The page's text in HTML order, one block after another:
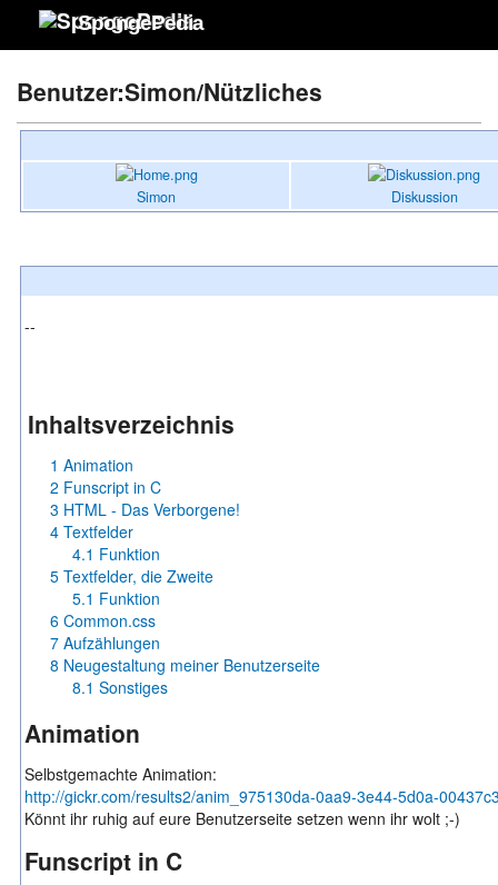
SpongePedia
Benutzer:Simon/Nützliches
Simon Diskussion
--
Inhaltsverzeichnis
1 Animation
2 Funscript in C
3 HTML - Das Verborgene!
4 Textfelder
4.1 Funktion
5 Textfelder, die Zweite
5.1 Funktion
6 Common.css
7 Aufzählungen
8 Neugestaltung meiner Benutzerseite
8.1 Sonstiges
Animation
Selbstgemachte Animation:
http://gickr.com/results2/anim_975130da-0aa9-3e44-5d0a-
Könnt ihr ruhig auf eure Benutzerseite setzen wenn ihr wolt ;-)
Funscript in C